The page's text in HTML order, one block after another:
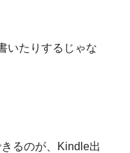
いたりするじゃな
るのが、Kindle出